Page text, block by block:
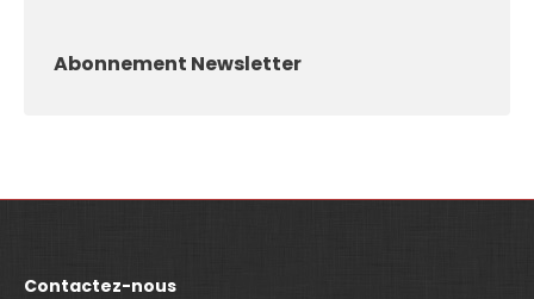
Abonnement Newsletter
Contactez-nous